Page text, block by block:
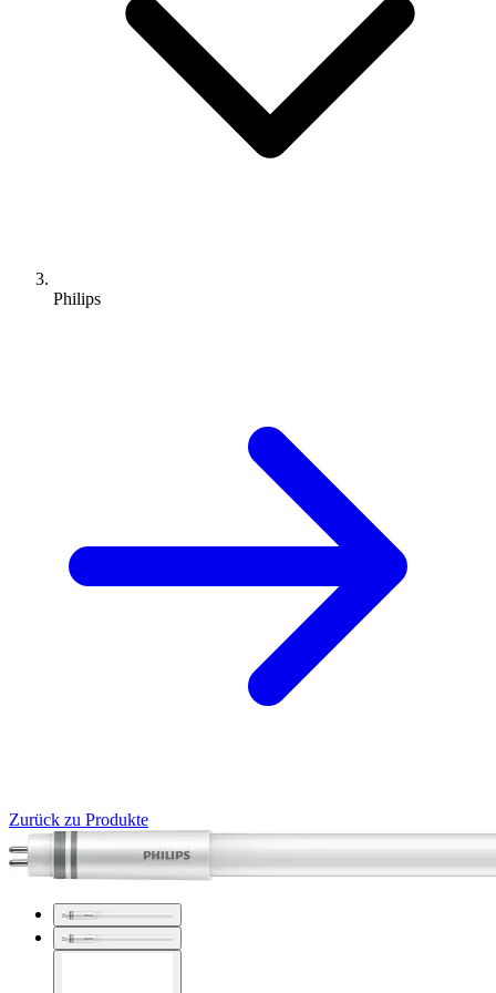
Philips
Zurück zu Produkte